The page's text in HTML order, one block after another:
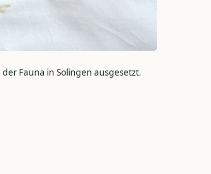
Fauna in Solingen ausgesetzt.